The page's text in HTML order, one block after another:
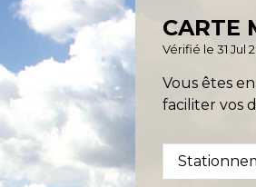
CARTE
Vérifié le 31
Vous êtes
faciliter vos